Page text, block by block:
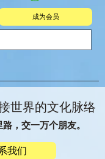
成为会员
世界的文化脉络
，交一万个朋友。
我们